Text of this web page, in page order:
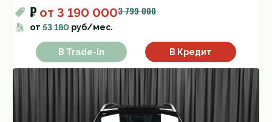
₽ от 3 190 0003 799 000
от 53 180 руб/мес.
В Trade-in В Кредит